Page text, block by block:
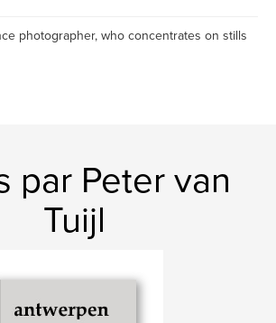
photographer, who concentrates on stills
par Peter van
Tuijl